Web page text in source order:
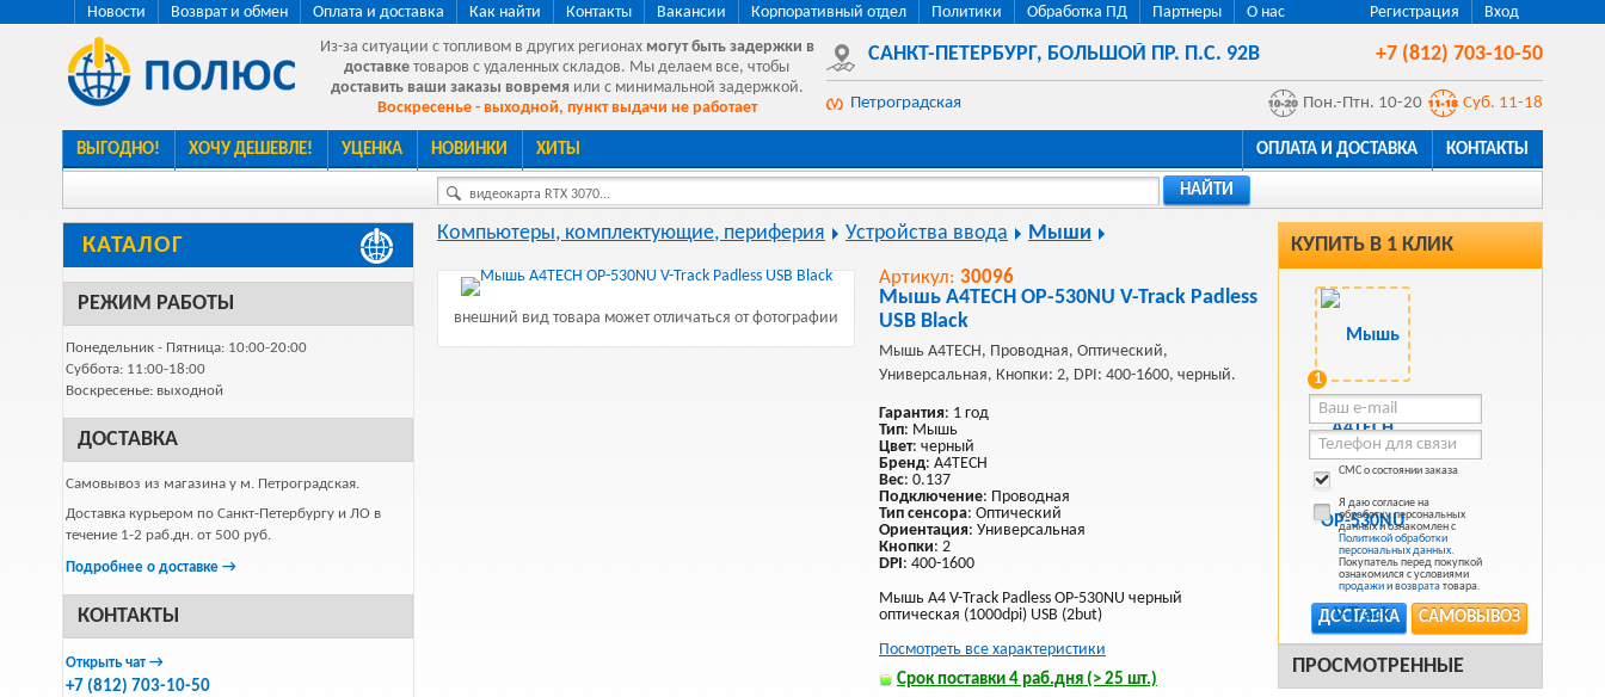
Регистрация Вход
Новости Возврат и обмен Оплата и доставка Как найти Контакты Вакансии Корпоративный отдел Политики Обработка ПД Партнеры
О нас
Из-за ситуации с топливом в других регионах могут быть задержки в
доставке товаров с удаленных складов. Мы делаем все, чтобы
доставить ваши заказы вовремя или с минимальной задержкой.
Воскресенье - выходной, пункт выдачи не работает
САНКТ-ПЕТЕРБУРГ, БОЛЬШОЙ ПР. П.С. 92В +7 (812) 703-10-50
Петроградская Пон.-Птн. 10-20 Суб. 11-18
ВЫГОДНО! ХОЧУ ДЕШЕВЛЕ! УЦЕНКА НОВИНКИ ХИТЫ ОПЛАТА И ДОСТАВКА КОНТАКТЫ
видеокарта RTX 3070... НАЙТИ
КАТАЛОГ
РЕЖИМ РАБОТЫ
Понедельник - Пятница: 10:00-20:00
Суббота: 11:00-18:00
Воскресенье: выходной
ДОСТАВКА
Самовывоз из магазина у м. Петроградская.
Доставка курьером по Санкт-Петербургу и ЛО в
течение 1-2 раб.дн. от 500 руб.
Подробнее о доставке →
КОНТАКТЫ
Открыть чат →
+7 (812) 703-10-50
КУПИТЬ В 1 КЛИК
1
СМС о состоянии заказа
Я даю согласие на
обработку персональных
данных и ознакомлен с
Политикой обработки
персональных данных.
Покупатель перед покупкой
ознакомился с условиями
продажиивозврататовара.
САМОВЫВОЗ
ДОСТАВКА
ПРОСМОТРЕННЫЕ
Компьютеры, комплектующие, периферия Устройства ввода Мыши
внешний вид товара может отличаться от фотографии
Артикул: 30096
Мышь A4TECH OP-530NU V-Track Padless
USB Black
Мышь A4TECH, Проводная, Оптический,
Универсальная, Кнопки: 2, DPI: 400-1600, черный.
Гарантия: 1 год
Тип: Мышь
Цвет: черный
Бренд: A4TECH
Вес: 0.137
Подключение: Проводная
Тип сенсора: Оптический
Ориентация: Универсальная
Кнопки: 2
DPI: 400-1600
Мышь A4 V-Track Padless OP-530NU черный
оптическая (1000dpi) USB (2but)
Посмотреть все характеристики
Срок поставки 4 раб.дня (> 25 шт.)